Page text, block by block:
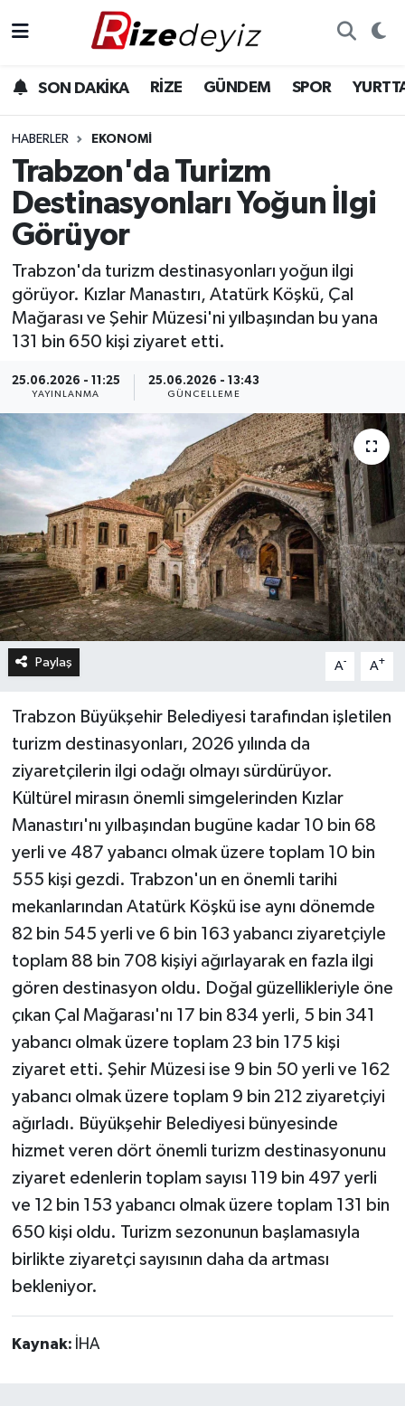
SON DAKİKA RİZE GÜNDEM SPOR
HABERLER EKONOMI
Trabzon'da Turizm
Destinasyonları Yoğun İlgi
Görüyor
Trabzon'da turizm destinasyonları yoğun ilgi
görüyor. Kızlar Manastırı, Atatürk Köşkü, Çal
Mağarası ve Şehir Müzesi'ni yılbaşından bu yana
131 bin 650 kişi ziyaret etti.
25.06.2026 - 11:25
YAYINLANMA
25.06.2026 - 13:43
GÜNCELLEME
Paylaş A- A+
Trabzon Büyükşehir Belediyesi tarafından işletilen
turizm destinasyonları, 2026 yılında da
ziyaretçilerin ilgi odağı olmayı sürdürüyor.
Kültürel mirasın önemli simgelerinden Kızlar
Manastırı'nı yılbaşından bugüne kadar 10 bin 68
yerli ve 487 yabancı olmak üzere toplam 10 bin
555 kişi gezdi. Trabzon'un en önemli tarihi
mekanlarından Atatürk Köşkü ise aynı dönemde
82 bin 545 yerli ve 6 bin 163 yabancı ziyaretçiyle
toplam 88 bin 708 kişiyi ağırlayarak en fazla ilgi
gören destinasyon oldu. Doğal güzellikleriyle öne
çıkan Çal Mağarası'nı 17 bin 834 yerli, 5 bin 341
yabancı olmak üzere toplam 23 bin 175 kişi
ziyaret etti. Şehir Müzesi ise 9 bin 50 yerli ve 162
yabancı olmak üzere toplam 9 bin 212 ziyaretçiyi
ağırladı. Büyükşehir Belediyesi bünyesinde
hizmet veren dört önemli turizm destinasyonunu
ziyaret edenlerin toplam sayısı 119 bin 497 yerli
ve 12 bin 153 yabancı olmak üzere toplam 131 bin
650 kişi oldu. Turizm sezonunun başlamasıyla
birlikte ziyaretçi sayısının daha da artması
bekleniyor.
Kaynak: İHA
Gündem
Yurttan Haberler
Ekonomi
Teknoloji
Sağlık
Rize Hava Durumu
Rize Namaz Vakitleri
Rize Trafik Yoğunluk Haritası
Süper Lig Puan Durumu ve Fikstür
Tüm Manşetler
Son Dakika Haberleri
Haber Arşivi